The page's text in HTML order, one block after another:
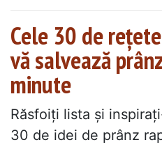
Cele 30 de
vă salvează
minute
Răsfoiți lista și
30 de idei de prânz